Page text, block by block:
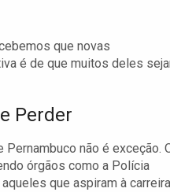
que novas
é de que muitos deles
Perder
não é exceção.
órgãos como a Polícia
que aspiram à carreira